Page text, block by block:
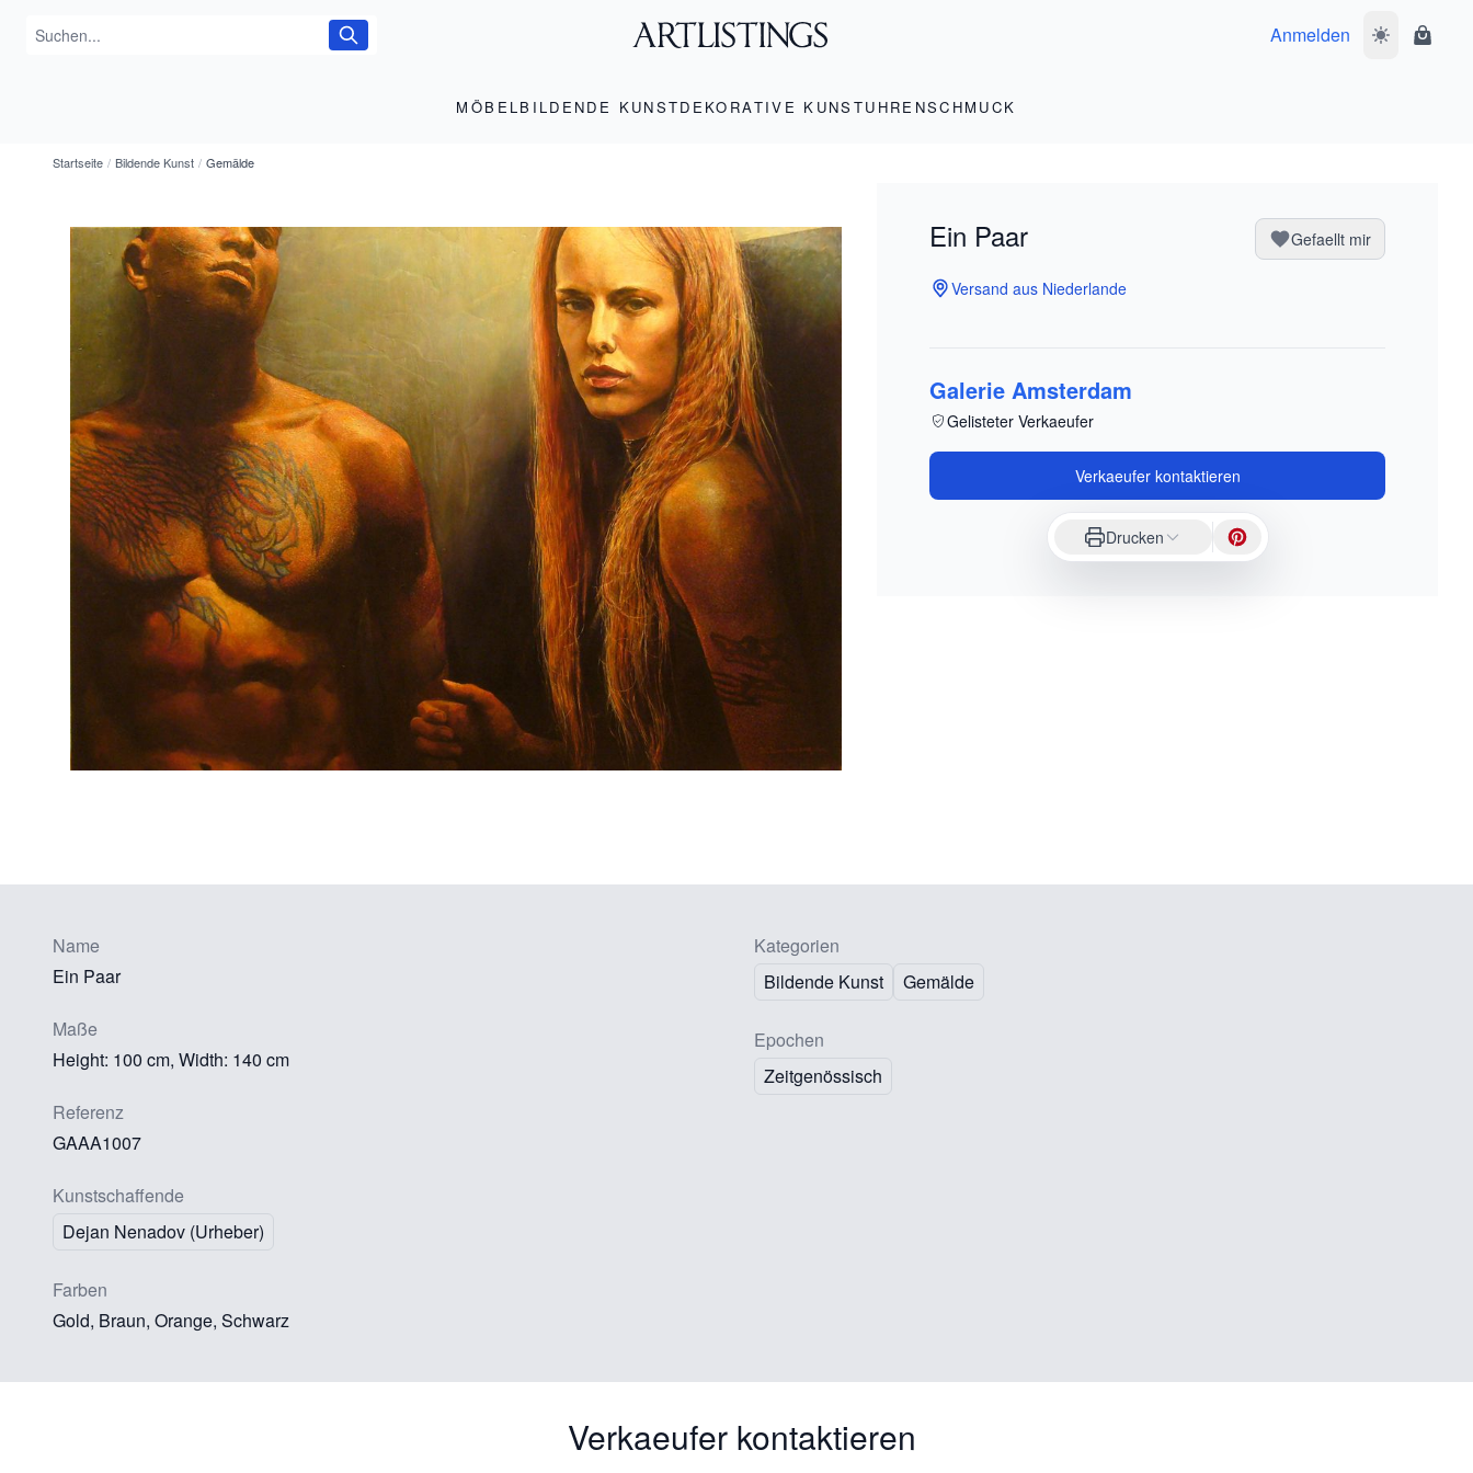
Anmelden
MÖBELBILDENDE KUNSTDEKORATIVE KUNSTUHRENSCHMUCK
Startseite / Bildende Kunst / Gemälde
Ein Paar Gefaellt mir
Versand aus Niederlande
Galerie Amsterdam
Gelisteter Verkaeufer
Verkaeufer kontaktieren
Drucken
Name
Ein Paar
Maße
Height: 100 cm, Width: 140 cm
Referenz
GAAA1007
Kunstschaffende
Dejan Nenadov (Urheber)
Farben
Gold, Braun, Orange, Schwarz
Kategorien
Bildende Kunst
Gemälde
Epochen
Zeitgenössisch
Verkaeufer kontaktieren